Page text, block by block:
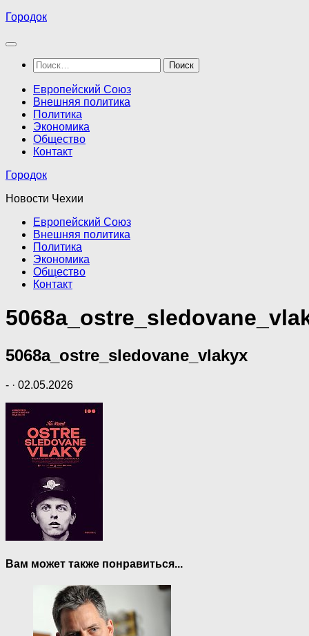
Перейти
содержимому
Городок
Найти:
Европейский Союз
Внешняя политика
Политика
Экономика
Общество
Контакт
Городок
Новости Чехии
Европейский Союз
Внешняя политика
Политика
Экономика
Общество
Контакт
5068a_ostre_sledovane_vlakyx
- · 02.05.2026
Вам может также понравиться...